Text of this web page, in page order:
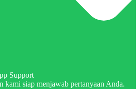
kami siap menjawab pertanyaan Anda.